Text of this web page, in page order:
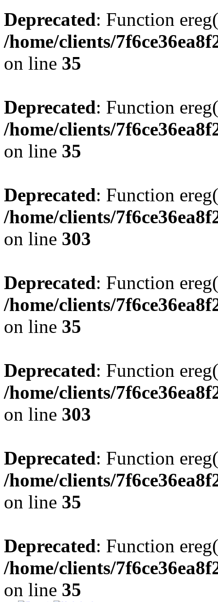
Deprecated: Function
/home/clients/
on line 35
Deprecated: Function
/home/clients/
on line 35
Deprecated: Function
/home/clients/
on line 303
Deprecated: Function
/home/clients/
on line 35
Deprecated: Function
/home/clients/
on line 303
Deprecated: Function
/home/clients/
on line 35
Deprecated: Function
/home/clients/
on line 35